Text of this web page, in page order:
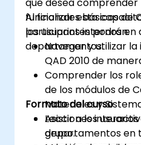
funcionales básicos de
los usuarios internos
departamentos.
Al finalizar esta
participantes podrán:
Navegar y utilizar
QAD 2010 de
Comprender los
de los módulos de
Materiales y
Asistir a los
departamentos en
Formato del curso
Lecciones
grupo.